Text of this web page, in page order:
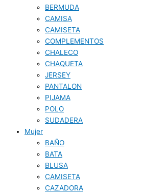
BERMUDA
CAMISA
CAMISETA
COMPLEMENTOS
CHALECO
CHAQUETA
JERSEY
PANTALON
PIJAMA
POLO
SUDADERA
Mujer
BAÑO
BATA
BLUSA
CAMISETA
CAZADORA